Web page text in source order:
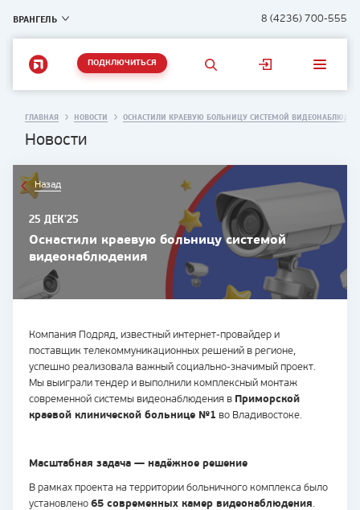
ВРАНГЕЛЬ 8 (4236) 700-555
ПОДКЛЮЧИТЬСЯ
ГЛАВНАЯ НОВОСТИ ОСНАСТИЛИ КРАЕВУЮ БОЛЬНИЦУ СИСТЕМОЙ
Новости
Назад
25 ДЕК'25
Оснастили краевую больницу системой
видеонаблюдения
Компания Подряд, известный интернет-провайдер и
поставщик телекоммуникационных решений в регионе,
успешно реализовала важный социально-значимый проект.
Мы выиграли тендер и выполнили комплексный монтаж
современной системы видеонаблюдения в Приморской
краевой клинической больнице №1 во Владивостоке.
Масштабная задача — надёжное решение
В рамках проекта на территории больничного комплекса было
установлено 65 современных камер видеонаблюдения.